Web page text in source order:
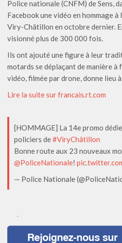
Police nationale (CNFM) de Sens,
Facebook une vidéo en hommage
Viry-Châtillon en octobre dernier.
visionné plus de 300 000 fois.
Ils ont ajouté une figure à leur
motards se déplaçant de manière
vidéo, filmée par drone, donne lieu
Lire la suite sur francais.rt.com
[HOMMAGE] La 14e promo
policiers de#ViryChâtillon
Bonne route aux 23 nouveaux
@PoliceNationale!
— Police Nationale
.